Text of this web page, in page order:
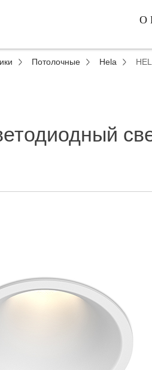
О
Потолочные Hela